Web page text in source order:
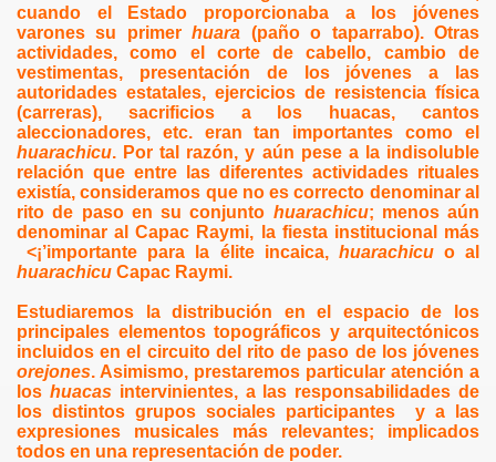
cuando el Estado proporcionaba a los jóvenes
varones su primerhuara (paño o taparrabo). Otras
actividades, como el corte de cabello, cambio de
vestimentas, presentación de los jóvenes a las
autoridades estatales, ejercicios de resistencia física
(carreras), sacrificios a los huacas, cantos
aleccionadores, etc. eran tan importantes como el
huarachicu. Por tal razón, y aún pese a la indisoluble
relación que entre las diferentes actividades rituales
existía, consideramos que no es correcto denominar al
rito de paso en su conjunto huarachicu; menos aún
denominar al Capac Raymi, la fiesta institucional más
<¡’importante para la élite incaica, huarachicu o al
huarachicu Capac Raymi.
Estudiaremos la distribución en el espacio de los
principales elementos topográficos y arquitectónicos
incluidos en el circuito del rito de paso de los jóvenes
orejones. Asimismo, prestaremos particular atención a
los huacasintervinientes, a las responsabilidades de
los distintos grupos sociales participantes
y a las
expresiones musicales más relevantes; implicados
todos en una representación de poder.